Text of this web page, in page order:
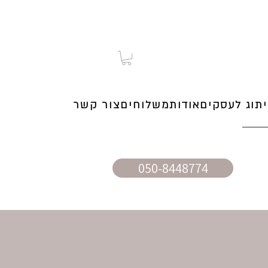
צור קשרמשלוחיםאודותלעסקים
050-8448774